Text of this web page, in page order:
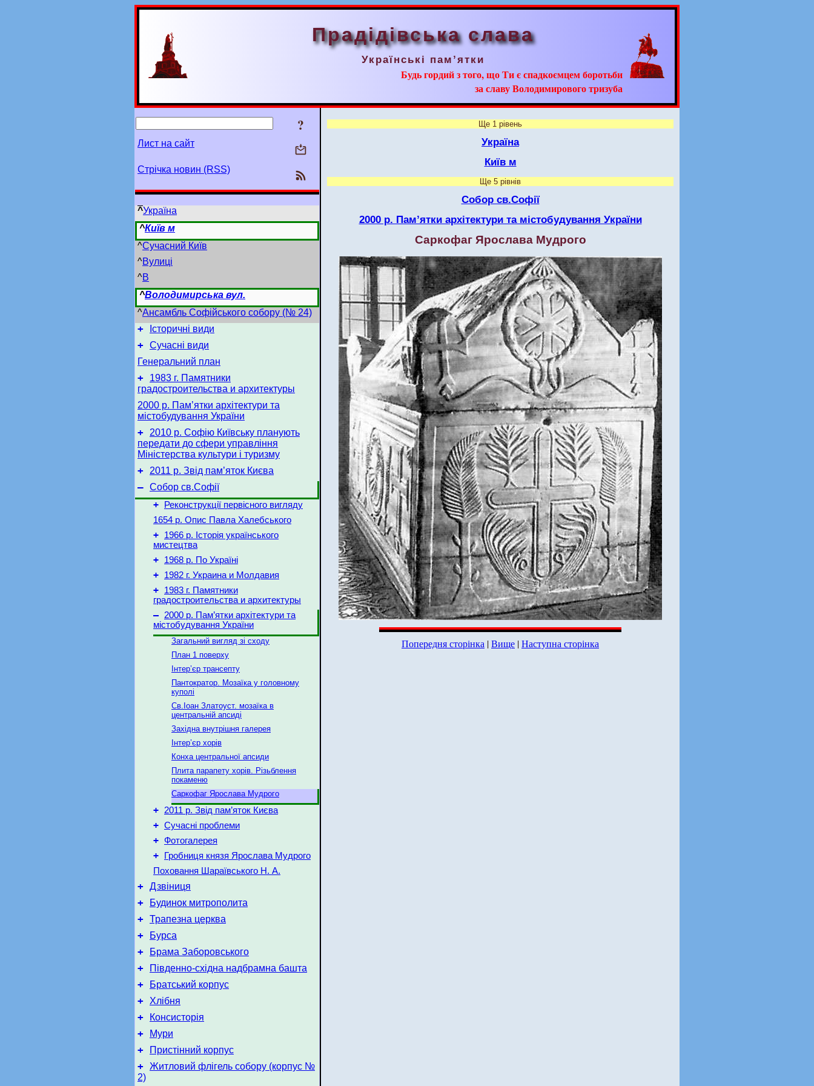
Прадідівська слава
Українські пам’ятки
Будь гордий з того, що Ти є спадкоємцем боротьби
за славу Володимирового тризуба
?
Лист на сайт
Стрічка новин (RSS)
^Україна
^Київ м
^Сучасний Київ
^Вулиці
^В
^Володимирська вул.
^Ансамбль Софійського собору (№ 24)
+ Історичні види
+ Сучасні види
Генеральний план
+
1983 г. Памятники
градостроительства и архитектуры
2000 р. Пам’ятки архітектури та
містобудування України
+
2010 р. Софію Київську планують
передати до сфери управління
Міністерства культури і туризму
+ 2011 р. Звід пам’яток Києва
– Собор св.Софії
+
Реконструкції первісного вигляду
1654 р. Опис Павла Халебського
+
1966 р. Історія українського
мистецтва
+ 1968 р. По Україні
+ 1982 г. Украина и Молдавия
+
1983 г. Памятники
градостроительства и архитектуры
–
2000 р. Пам’ятки архітектури та
містобудування України
Загальний вигляд зі сходу
План 1 поверху
Інтер’єр трансепту
Пантократор. Мозаїка у головному
куполі
Св.Іоан Златоуст. мозаїка в
центральній апсиді
Західна внутрішня галерея
Інтер’єр хорів
Конха центральної апсиди
Плита парапету хорів. Різьблення
покаменю
Саркофаг Ярослава Мудрого
+ 2011 р. Звід пам’яток Києва
+ Сучасні проблеми
+ Фотогалерея
+
Гробниця князя Ярослава Мудрого
Поховання Шараївського Н. А.
+ Дзвіниця
+ Будинок митрополита
+ Трапезна церква
+ Бурса
+ Брама Заборовського
+ Південно-східна надбрамна башта
+ Братський корпус
+ Хлібня
+ Консисторія
+ Мури
+ Пристінний корпус
+ Житловий флігель собору (корпус №
2)
Ще 1 рівень
Україна
Київ м
Ще 5 рівнів
Собор св.Софії
2000 р. Пам’ятки архітектури та містобудування України
Саркофаг Ярослава Мудрого
Попередня сторінка |Вище |Наступна сторінка